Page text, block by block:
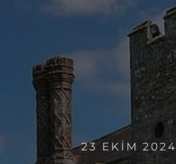
23 EKIM 2024